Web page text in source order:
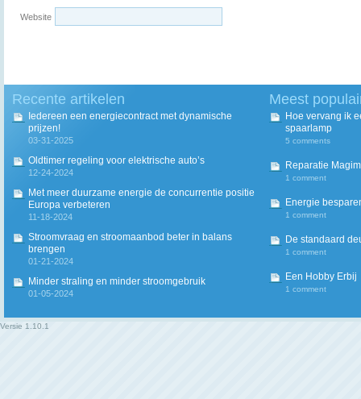
Website
Recente artikelen
Iedereen een energiecontract met dynamische
prijzen!
03-31-2025
Oldtimer regeling voor elektrische auto’s
12-24-2024
Met meer duurzame energie de concurrentie positie
Europa verbeteren
11-18-2024
Stroomvraag en stroomaanbod beter in balans
brengen
01-21-2024
Minder straling en minder stroomgebruik
01-05-2024
Meest
Hoe vervang ik
spaarlamp
5 comments
Reparatie
1 comment
Energie
1 comment
De standaard
1 comment
Een Hobby Erbij
1 comment
Versie 1.10.1